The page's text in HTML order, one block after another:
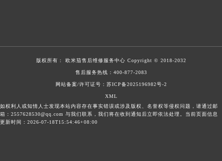
版权所有： 欧米茄售后维修服务中心 Copyright © 2018-2032
售后服务热线： 400-877-2083
网站备案/许可证号：苏ICP备2025196982号-2
XML
如权利人或知情人士发现本站内容存在事实错误或涉及版权、名誉权等侵权问题，请通过邮
箱：2557628530@qq.com 与我们联系，我们将在收到通知后立即依法处理。当前页面信息
更新时间：2026-07-18T15:54:46+08:00